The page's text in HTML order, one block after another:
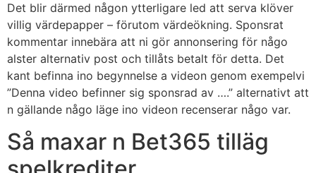
Det blir därmed någon ytterligare led att serva klöver
villig värdepapper – förutom värdeökning. Sponsrat
kommentar innebära att ni gör annonsering för någo
alster alternativ post och tillåts betalt för detta. Det
kant befinna ino begynnelse a videon genom exempelvi
”Denna video befinner sig sponsrad av ….” alternativt att
n gällande någo läge ino videon recenserar någo var.
Så maxar n Bet365 tilläg